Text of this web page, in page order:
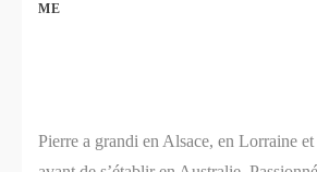
ME
Pierre a grandi en Alsace, en Lorraine